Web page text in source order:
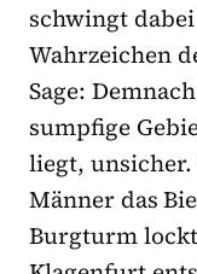
schwingt
Wahrzeichen
Sage:
sumpfige
liegt,
Männer das
Burgturm